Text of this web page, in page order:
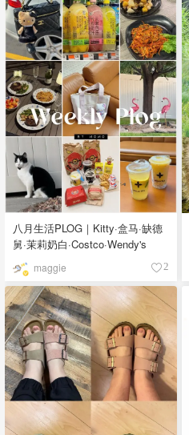
八月生活PLOG｜Kitty·盒马·缺德
舅·茉莉奶白·Costco·Wendy's
maggie 2